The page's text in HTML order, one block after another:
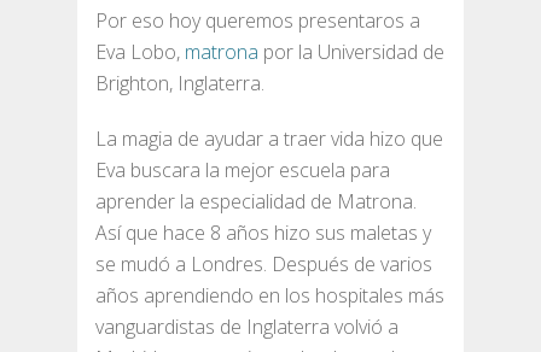
MATRONA
DE
YUMMY
MUMMY
Por eso hoy queremos presentaros a
Eva Lobo, matrona por la Universidad de
Brighton, Inglaterra.
La magia de ayudar a traer vida hizo que
Eva buscara la mejor escuela para
aprender la especialidad de Matrona.
Así que hace 8 años hizo sus maletas y
se mudó a Londres. Después de varios
años aprendiendo en los hospitales más
vanguardistas de Inglaterra volvió a